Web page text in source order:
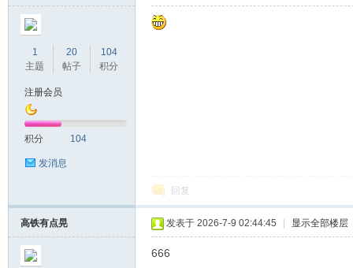
1
主题
20
帖子
104
积分
注册会员
积分 104
发消息
回复
高铁有点晃 发表于 2026-7-9 02:44:45 显示全部楼层
666